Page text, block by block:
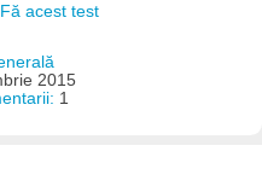
Fă acest test
2015
1